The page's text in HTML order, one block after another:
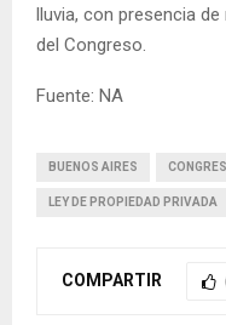
lluvia, con presencia
del Congreso.
Fuente: NA
BUENOS AIRES
LEY DE PROPIEDAD PRIVADA
COMPARTIR